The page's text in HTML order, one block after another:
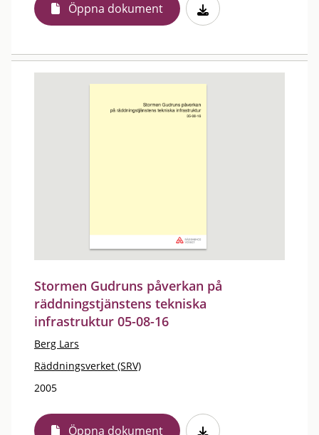
Öppna dokument
Stormen Gudruns påverkan på
räddningstjänstens tekniska
infrastruktur 05-08-16
Berg Lars
Räddningsverket (SRV)
2005
Öppna dokument